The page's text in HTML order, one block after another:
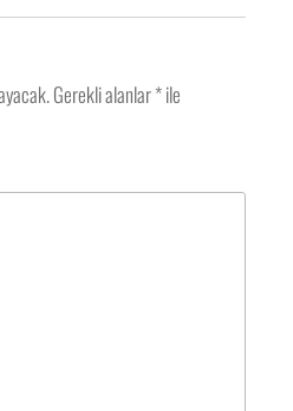
Gerekli alanlar*ile